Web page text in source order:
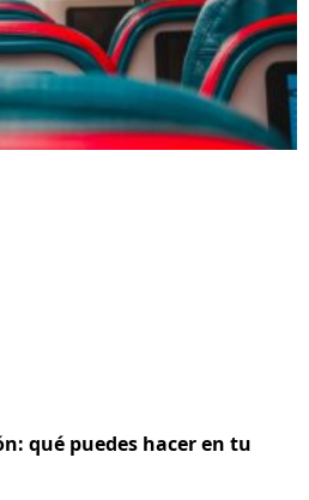
qué puedes hacer en tu